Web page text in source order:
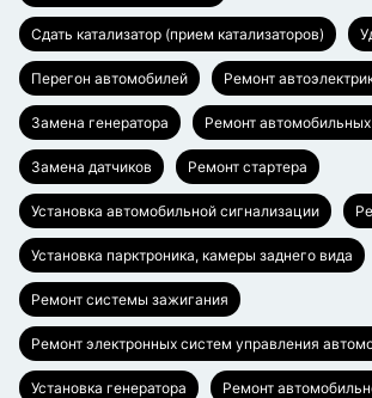
Сдать катализатор (прием катализаторов)
Перегон автомобилей Ремонт
Замена генератора Ремонт автомобильных
Замена датчиков Ремонт стартера
Установка автомобильной сигнализации
Установка парктроника, камеры заднего вида
Ремонт системы зажигания
Ремонт электронных систем управления
Установка генератора Ремонт